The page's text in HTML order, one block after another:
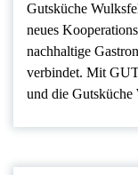
Gutsküche
neues
nachhaltige
verbindet. Mit
und die